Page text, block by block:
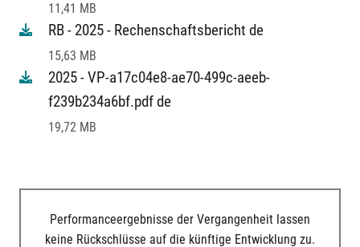
11,41 MB
RB - 2025 - Rechenschaftsbericht de
15,63 MB
2025 - VP-a17c04e8-ae70-499c-aeeb-
f239b234a6bf.pdf de
19,72 MB
Performanceergebnisse der Vergangenheit lassen
keine Rückschlüsse auf die künftige Entwicklung zu.